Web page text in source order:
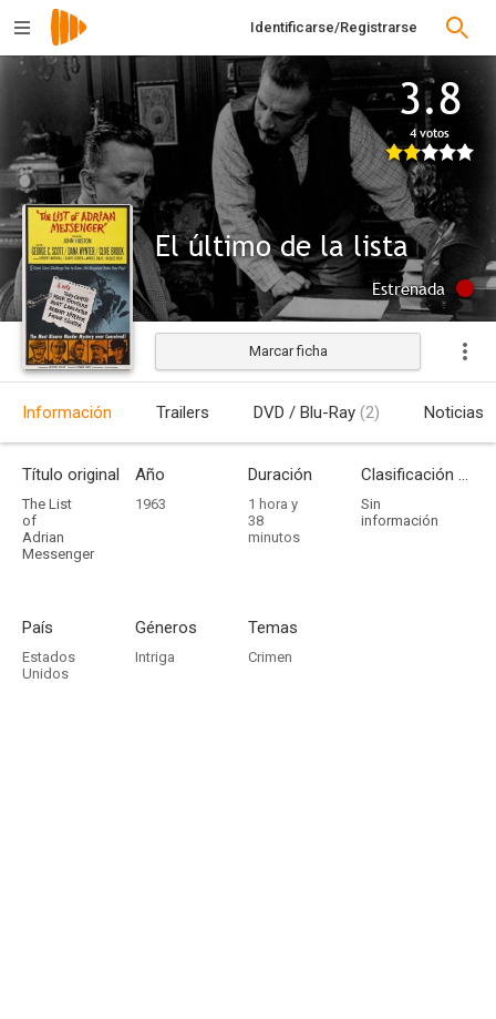
Identificarse/Registrarse
3.8
4 votos
El último de la lista
Estrenada
Marcar ficha
Información Trailers DVD / Blu-Ray (2) Noticias
Título original
The List
of
Adrian
Messenger
Año
1963
Duración
1 hora y
38
minutos
Clasificación por edades
Sin
información
País
Estados
Unidos
Géneros
Intriga
Temas
Crimen